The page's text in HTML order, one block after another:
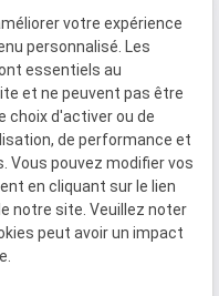
(DEA Fiscalité
Marie-Anne
de Formation
votre expérience
personnalisé. Les
essentiels au
et ne peuvent pas être
choix d'activer ou de
de performance et
Vous pouvez modifier vos
en cliquant sur le lien
notre site. Veuillez noter
peut avoir un impact